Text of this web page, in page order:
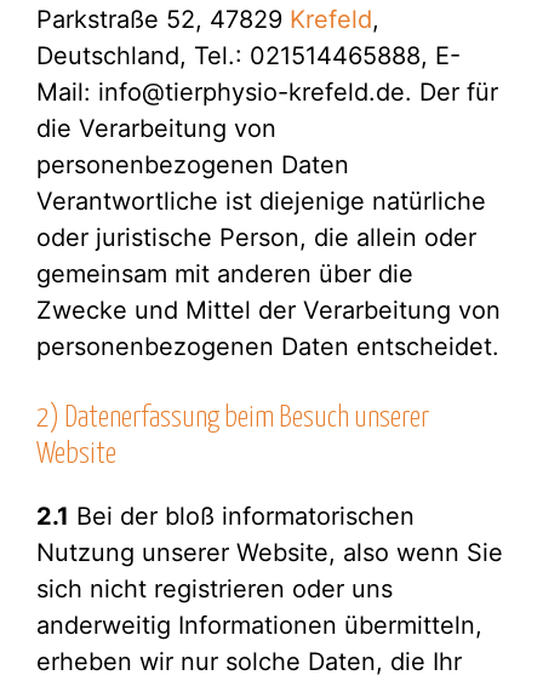
Parkstraße 52, 47829 Krefeld,
Deutschland, Tel.: 021514465888, E-
Mail: info@tierphysio-krefeld.de. Der für
die Verarbeitung von
personenbezogenen Daten
Verantwortliche ist diejenige natürliche
oder juristische Person, die allein oder
gemeinsam mit anderen über die
Zwecke und Mittel der Verarbeitung von
personenbezogenen Daten entscheidet.
2) Datenerfassung beim Besuch unserer
Website
2.1 Bei der bloß informatorischen
Nutzung unserer Website, also wenn Sie
sich nicht registrieren oder uns
anderweitig Informationen übermitteln,
erheben wir nur solche Daten, die Ihr